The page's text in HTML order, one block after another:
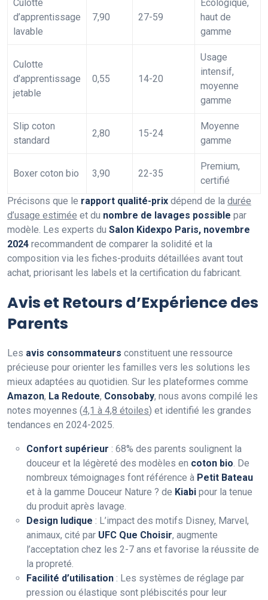
Culotte
d’apprentissage
lavable
7,90 27-59
Écologique,
haut de
gamme
Culotte
d’apprentissage
jetable
0,55 14-20
Usage
intensif,
moyenne
gamme
Slip coton
standard
2,80 15-24
Moyenne
gamme
Boxer coton bio 3,90 22-35
Premium,
certifié
Précisons que le rapport qualité-prix dépend de la durée
d’usage estimée et du nombre de lavages possible par
modèle. Les experts du Salon Kidexpo Paris, novembre
2024 recommandent de comparer la solidité et la
composition via les fiches-produits détaillées avant tout
achat, priorisant les labels et la certification du fabricant.
Avis et Retours d’Expérience des
Parents
Les avis consommateurs constituent une ressource
précieuse pour orienter les familles vers les solutions les
mieux adaptées au quotidien. Sur les plateformes comme
Amazon, La Redoute, Consobaby, nous avons compilé les
notes moyennes (4,1 à 4,8 étoiles) et identifié les grandes
tendances en 2024-2025.
Confort supérieur : 68% des parents soulignent la
douceur et la légèreté des modèles en coton bio . De
nombreux témoignages font référence à Petit Bateau
et à la gamme Douceur Nature ? de Kiabi pour la tenue
du produit après lavage.
Design ludique : L’impact des motifs Disney, Marvel,
animaux, cité par UFC Que Choisir, augmente
l’acceptation chez les 2-7 ans et favorise la réussite de
la propreté.
Facilité d’utilisation : Les systèmes de réglage par
pression ou élastique sont plébiscités pour leur